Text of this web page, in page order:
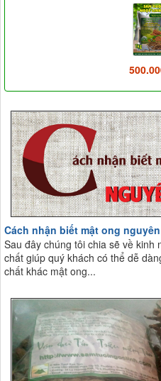
Cách nhận biết mật ong
Sau đây chúng tôi chia sẽ về kinh
chất giúp quý khách có thể dễ
chất khác mật ong...